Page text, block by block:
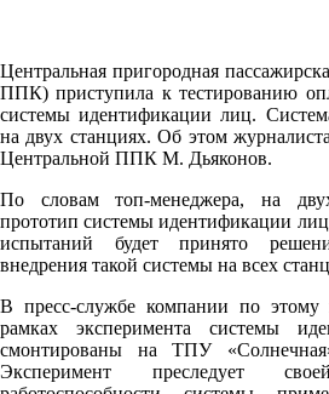
Центральная пригородная
ППК) приступила к тестированию
системы идентификации лиц.
на двух станциях. Об этом
Центральной ППК М. Дьяконов.
По словам топ-менеджера, на
прототип системы идентификации
испытаний будет принято
внедрения такой системы на всех
В пресс-службе компании по этому
рамках эксперимента системы
смонтированы на ТПУ
Эксперимент преследует